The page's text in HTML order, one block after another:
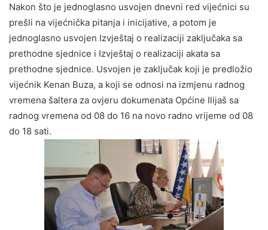
Nakon što je jednoglasno usvojen dnevni red vijećnici su
prešli na vijećnička pitanja i inicijative, a potom je
jednoglasno usvojen Izvještaj o realizaciji zaključaka sa
prethodne sjednice i Izvještaj o realizaciji akata sa
prethodne sjednice. Usvojen je zaključak koji je predložio
vijećnik Kenan Buza, a koji se odnosi na izmjenu radnog
vremena šaltera za ovjeru dokumenata Općine Ilijaš sa
radnog vremena od 08 do 16 na novo radno vrijeme od 08
do 18 sati.